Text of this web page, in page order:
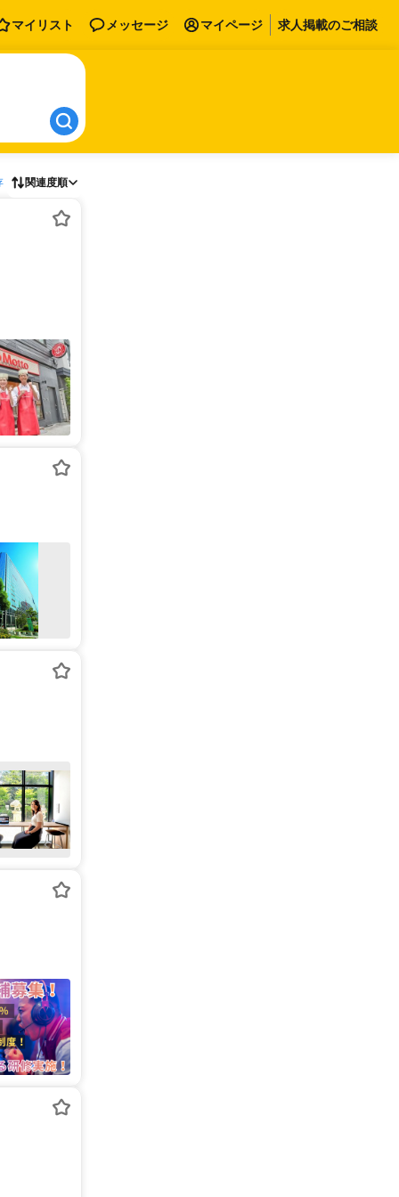
マイリスト メッセージ マイページ 求人掲載のご相談
関連度順